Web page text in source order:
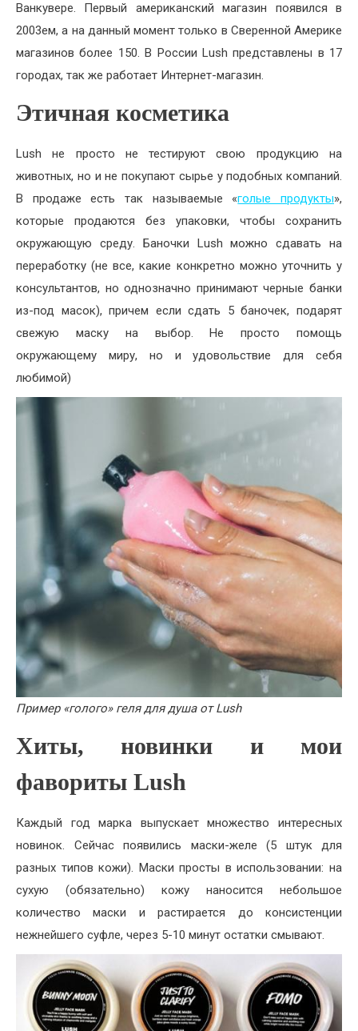
Ванкувере. Первый американский магазин появился в
2003ем, а на данный момент только в Сверенной Америке
магазинов более 150. В России Lush представлены в 17
городах, так же работает Интернет-магазин.
Этичная косметика
Lush не просто не тестируют свою продукцию на
животных, но и не покупают сырье у подобных компаний.
В продаже есть так называемые «голые продукты»,
которые продаются без упаковки, чтобы сохранить
окружающую среду. Баночки Lush можно сдавать на
переработку (не все, какие конкретно можно уточнить у
консультантов, но однозначно принимают черные банки
из-под масок), причем если сдать 5 баночек, подарят
свежую маску на выбор. Не просто помощь
окружающему миру, но и удовольствие для себя
любимой)
Пример «голого» геля для душа от Lush
Хиты, новинки и мои
фавориты Lush
Каждый год марка выпускает множество интересных
новинок. Сейчас появились маски-желе (5 штук для
разных типов кожи). Маски просты в использовании: на
сухую (обязательно) кожу наносится небольшое
количество маски и растирается до консистенции
нежнейшего суфле, через 5-10 минут остатки смывают.